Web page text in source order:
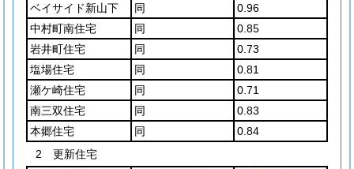
ベイサイド新山下
同
0.96
中村町南住宅
同
0.85
岩井町住宅
同
0.73
塩場住宅
同
0.81
瀬ケ崎住宅
同
0.71
南三双住宅
同
0.83
本郷住宅
同
0.84
2 更新住宅